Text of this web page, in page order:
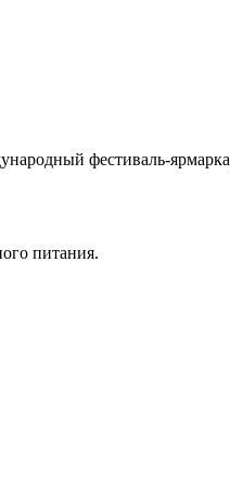
фестиваль-ярмарка
питания.